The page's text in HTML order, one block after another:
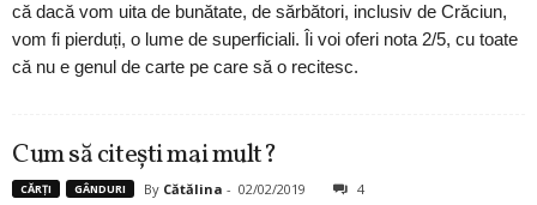
că dacă vom uita de bunătate, de sărbători, inclusiv de Crăciun,
vom fi pierduți, o lume de superficiali. Îi voi oferi nota 2/5, cu toate
că nu e genul de carte pe care să o recitesc.
Cum să citești mai mult?
CĂRȚI GÂNDURI By Cătălina - 02/02/2019 4